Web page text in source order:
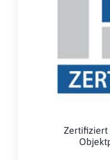
Zertifiziert